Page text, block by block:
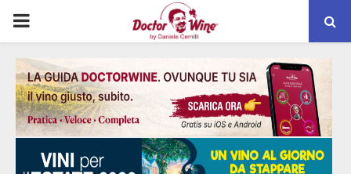
PRIMARY
MENU